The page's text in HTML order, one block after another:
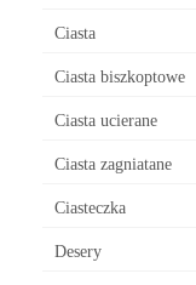
Ciasta
Ciasta biszkoptowe
Ciasta ucierane
Ciasta zagniatane
Ciasteczka
Desery